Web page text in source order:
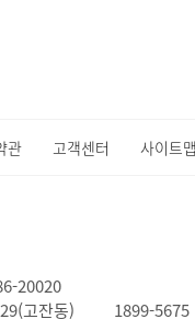
관 고객센터 사이트
20020
고잔동)
1899-5675